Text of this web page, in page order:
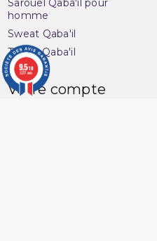
Sarouel Qaba'il pour
homme
Sweat Qaba'il
T-shirt Qaba'il
Votre compte
9.5/10
3277 avis